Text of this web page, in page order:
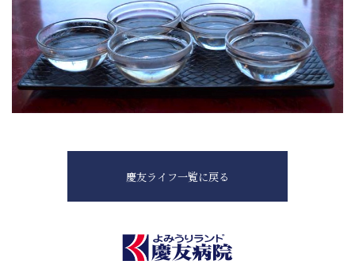
慶友ライフ一覧に戻る